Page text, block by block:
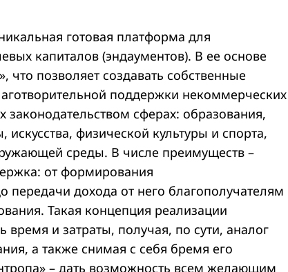
готовая платформа для
капиталов (эндаументов). В ее основе
позволяет создавать собственные
поддержки некоммерческих
сферах: образования,
искусства, физической культуры и спорта,
среды. В числе преимуществ –
от формирования
передачи дохода от него благополучателям
Такая концепция реализации
время и затраты, получая, по сути, аналог
а также снимая с себя бремя его
– дать возможность всем желающим